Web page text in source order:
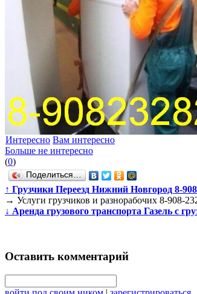
Интересно Вам интересно
Больше не интересно
(0)
Поделиться…
↑ Грузчики Переезд Нижний Новгород 8-
→ Услуги грузчиков и разнорабочих 8-908-
↓ Аренда грузового транспорта Газель с
Оставить комментарий